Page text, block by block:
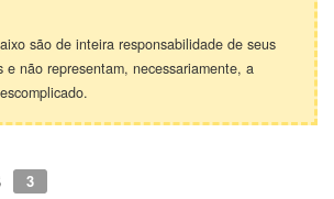
são de inteira responsabilidade de seus
e não representam, necessariamente, a
3